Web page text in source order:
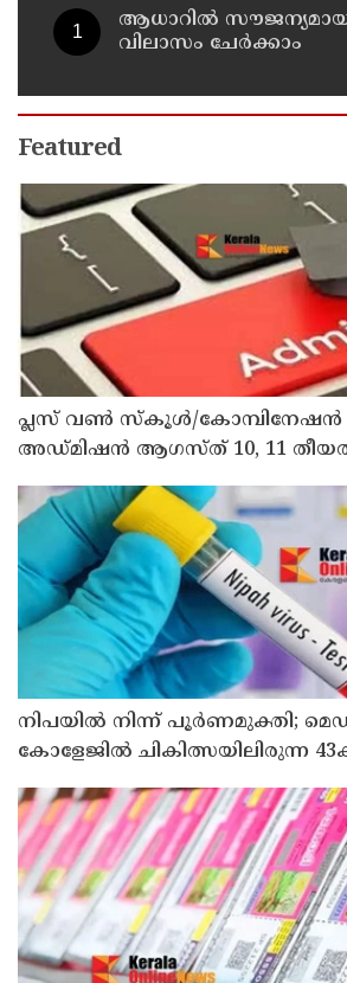
ആധാറിൽ
വിലാസം ചേർക്കാം
Featured
പ്ലസ് വൺ സ്‌കൂൾ/കോമ്പിനേഷൻ
അഡ്മിഷൻ ആഗസ്ത് 10, 11
നിപയിൽ നിന്ന് പൂർണമുക്തി;
കോളേജിൽ ചികിത്സയിലിരുന്ന
മടങ്ങി